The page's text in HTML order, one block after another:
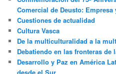
Comercial de Deusto: Empresa
Cuestiones de actualidad
Cultura Vasca
De la multiculturalidad a la
Debatiendo en las fronteras de
Desarrollo y Paz en América